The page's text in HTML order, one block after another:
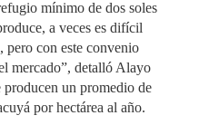
mínimo de dos soles
a veces es difícil
pero con este convenio
mercado”, detalló Alayo
producen un promedio de
por hectárea al año.